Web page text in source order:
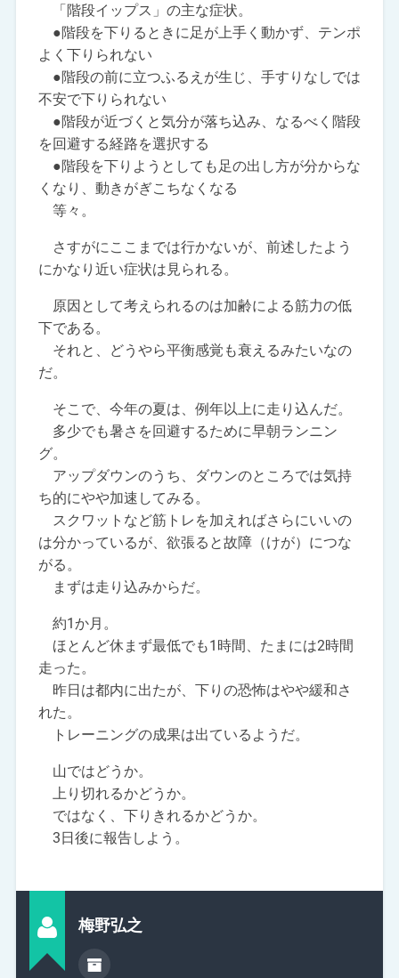
「階段イップス」の主な症状。
●階段を下りるときに足が上手く動かず、テンポ
よく下りられない
●階段の前に立つふるえが生じ、手すりなしでは
不安で下りられない
●階段が近づくと気分が落ち込み、なるべく階段
を回避する経路を選択する
●階段を下りようとしても足の出し方が分からな
くなり、動きがぎこちなくなる
等々。
さすがにここまでは行かないが、前述したよう
にかなり近い症状は見られる。
原因として考えられるのは加齢による筋力の低
下である。
それと、どうやら平衡感覚も衰えるみたいなの
だ。
そこで、今年の夏は、例年以上に走り込んだ。
多少でも暑さを回避するために早朝ランニン
グ。
アップダウンのうち、ダウンのところでは気持
ち的にやや加速してみる。
スクワットなど筋トレを加えればさらにいいの
は分かっているが、欲張ると故障（けが）につな
がる。
まずは走り込みからだ。
約1か月。
ほとんど休まず最低でも1時間、たまには2時間
走った。
昨日は都内に出たが、下りの恐怖はやや緩和さ
れた。
トレーニングの成果は出ているようだ。
山ではどうか。
上り切れるかどうか。
ではなく、下りきれるかどうか。
3日後に報告しよう。
梅野弘之